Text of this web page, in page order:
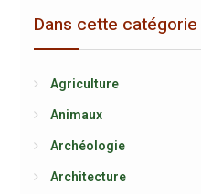
Dans cette catégorie
Agriculture
Animaux
Archéologie
Architecture